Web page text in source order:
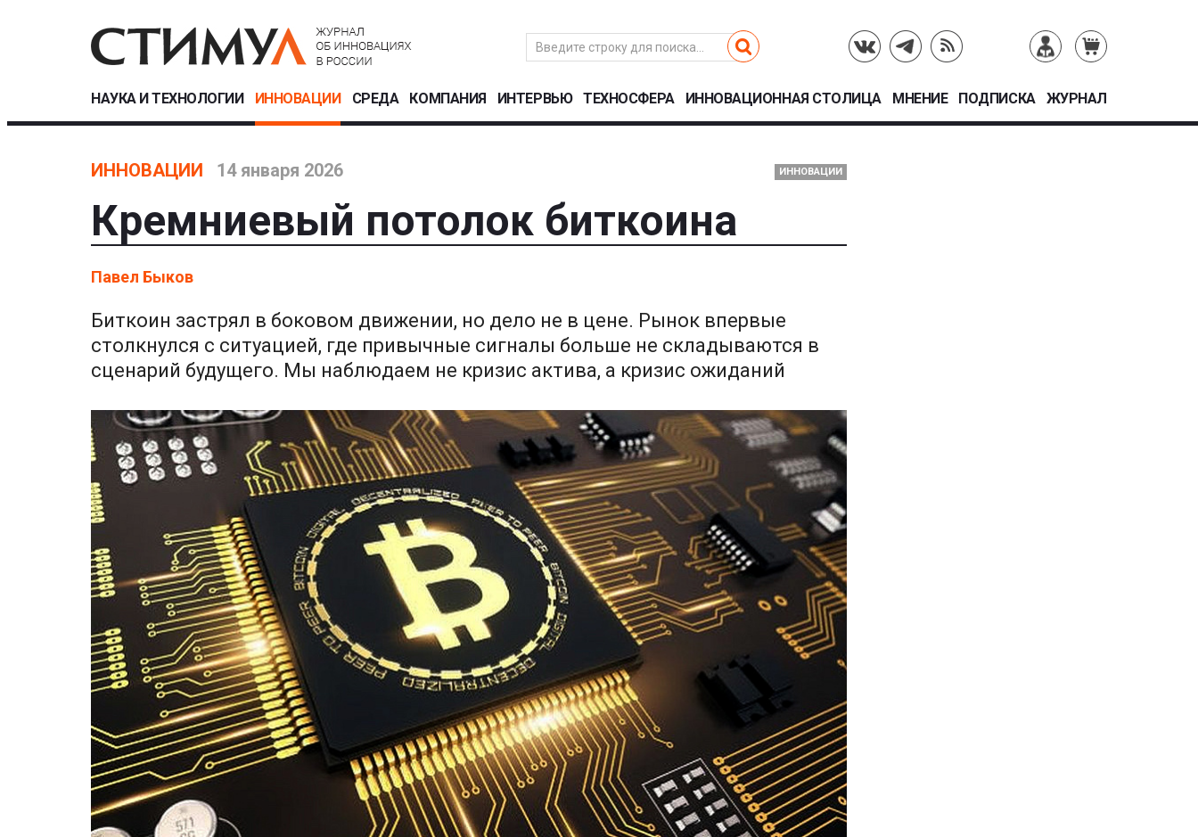
НАУКА И ТЕХНОЛОГИИ ИННОВАЦИИ СРЕДА КОМПАНИЯ ИНТЕРВЬЮ ТЕХНОСФЕРА ИННОВАЦИОННАЯ СТОЛИЦА МНЕНИЕ ПОДПИСКА ЖУРНАЛ
ИННОВАЦИИ 14 января 2026 ИННОВАЦИИ
Кремниевый потолок биткоина
Павел Быков
Биткоин застрял в боковом движении, но дело не в цене. Рынок впервые
столкнулся с ситуацией, где привычные сигналы больше не складываются в
сценарий будущего. Мы наблюдаем не кризис актива, а кризис ожиданий